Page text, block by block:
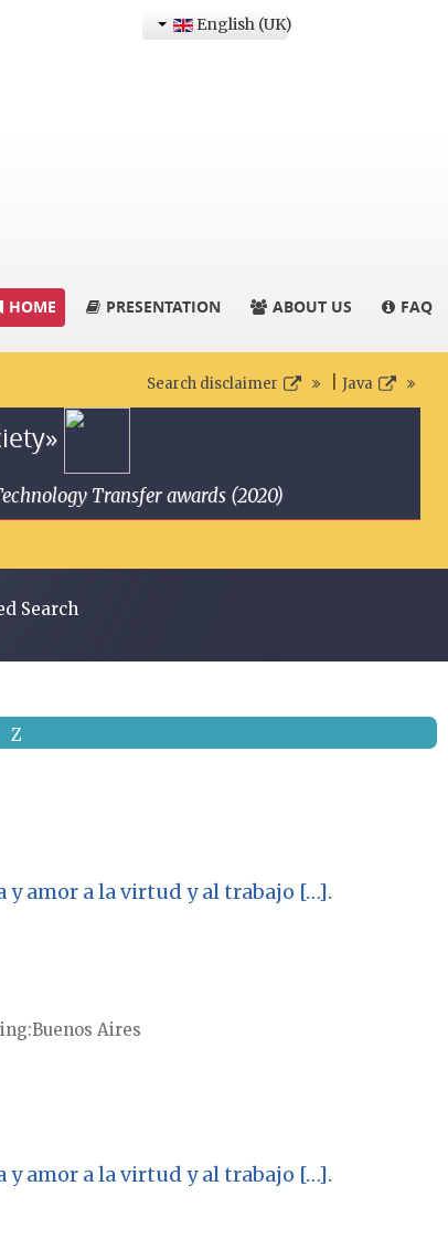
English (UK)
HOME PRESENTATION ABOUT US FAQ
Search disclaimer Java
Transfer awards (2020)
Search
Z
amor a la virtud y al trabajo […].
Buenos Aires
amor a la virtud y al trabajo […].